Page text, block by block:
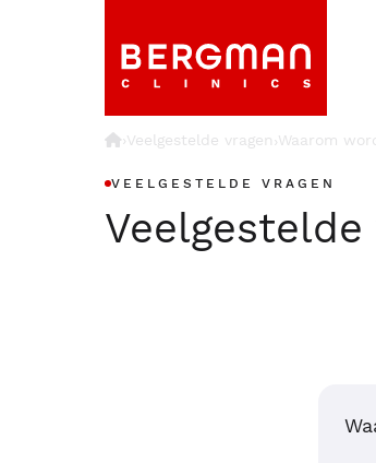
›Veelgestelde vragen›Waarom
VEELGESTELDE VRAGEN
Veelgestelde